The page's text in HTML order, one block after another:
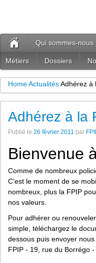
Qui sommes-nous
Métiers Dossiers
HomeActualitésAdhérez à
Adhérez à la
Publié le 26 février 2011 par
Bienvenue
Comme de nombreux
C’est le moment de se
nombreux, plus la FPIP
nos valeurs.
Pour adhérer ou
simple, téléchargez le
dessous puis envoyer
FPIP - 19, rue du Borrégo -